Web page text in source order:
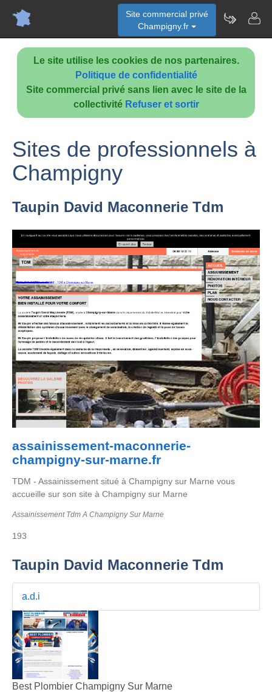
Le site utilise les cookies de nos partenaires.
Politique de confidentialité
Site commercial privé sans lien avec le site de la
collectivité Refuser et sortir
Site commercial privé
Champigny.fr
Sites de professionnels à
Champigny
Taupin David Maconnerie Tdm
assainissement-maconnerie-
champigny-sur-marne.fr
TDM - Assainissement situé à Champigny sur Marne vous
accueille sur son site à Champigny sur Marne
Assainissement Tdm A Champigny Sur Marne
193
Taupin David Maconnerie Tdm
a.d.i
Best Plombier Champigny Sur Marne